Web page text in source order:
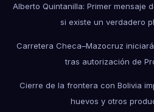
Alberto Quintanilla: Primer mensaje
si existe un verdadero
Carretera Checa–Mazocruz
tras autorización de
Cierre de la frontera con Bolivia
huevos y otros